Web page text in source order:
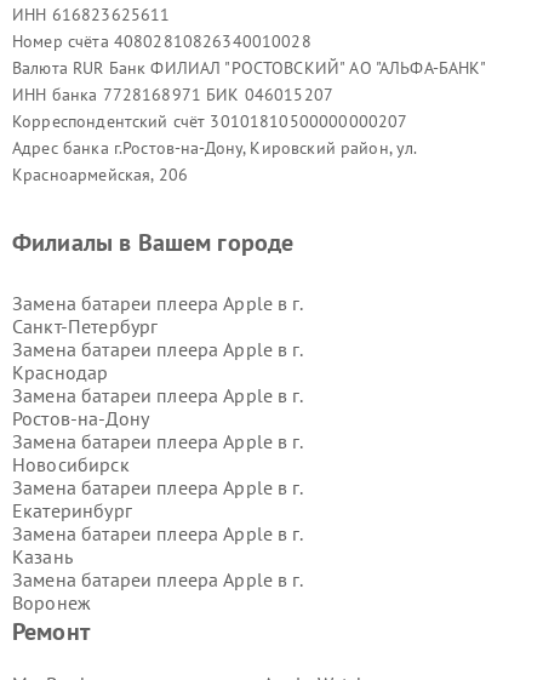
ИНН 616823625611
Номер счёта 40802810826340010028
Валюта RUR Банк ФИЛИАЛ "РОСТОВСКИЙ" АО "АЛЬФА-БАНК"
ИНН банка 7728168971 БИК 046015207
Корреспондентский счёт 30101810500000000207
Адрес банка г.Ростов-на-Дону, Кировский район, ул.
Красноармейская, 206
Ремонт
Филиалы в Вашем городе
Замена батареи плеера Apple в г.
Санкт-Петербург
Замена батареи плеера Apple в г.
Краснодар
Замена батареи плеера Apple в г.
Ростов-на-Дону
Замена батареи плеера Apple в г.
Новосибирск
Замена батареи плеера Apple в г.
Екатеринбург
Замена батареи плеера Apple в г.
Казань
Замена батареи плеера Apple в г.
Воронеж
Замена батареи плеера Apple в г.
Замена батареи плеера Apple в г.